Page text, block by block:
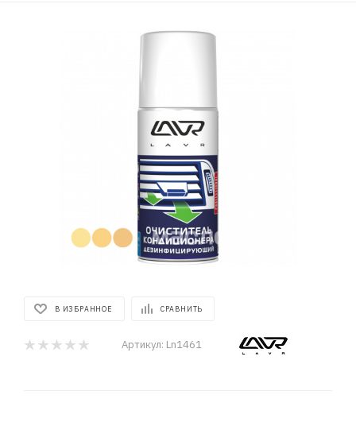
В ИЗБРАННОЕ СРАВНИТЬ
Артикул: Ln1461